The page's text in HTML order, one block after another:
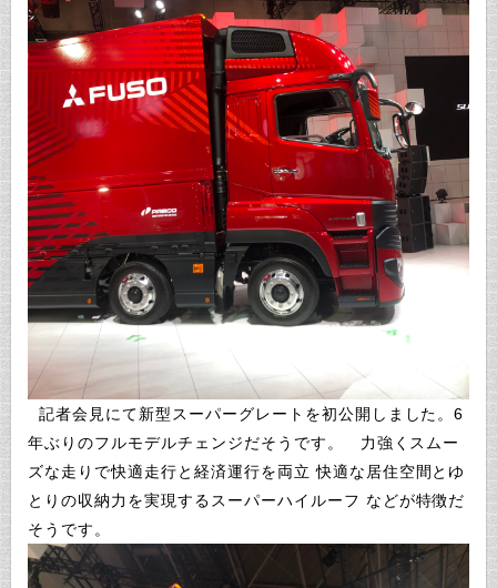
年ぶりのフルモデルチェンジだそうです。 力強くスムー
ズな走りで快適走行と経済運行を両立 快適な居住空間とゆ
とりの収納力を実現するスーパーハイルーフ などが特徴だ
そうです。